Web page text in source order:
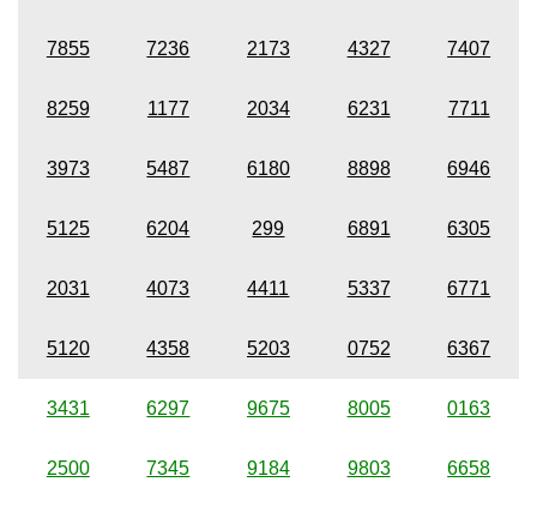
7855 7236 2173 4327 7407
8259 1177 2034 6231 7711
3973 5487 6180 8898 6946
5125 6204 299 6891 6305
2031 4073 4411 5337 6771
5120 4358 5203 0752 6367
3431 6297 9675 8005 0163
2500 7345 9184 9803 6658